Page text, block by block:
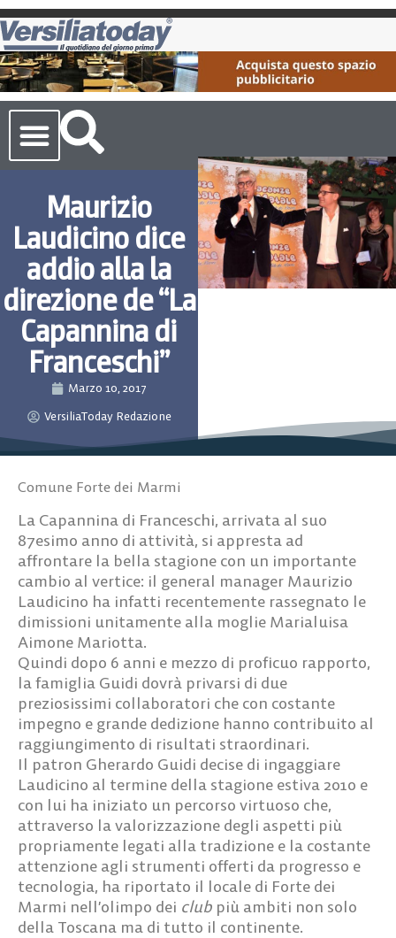
Maurizio
Laudicino dice
addio alla la
direzione de “La
Capannina di
Franceschi”
Marzo 10, 2017
VersiliaToday Redazione
Comune Forte dei Marmi
La Capannina di Franceschi, arrivata al suo
87esimo anno di attività, si appresta ad
affrontare la bella stagione con un importante
cambio al vertice: il general manager Maurizio
Laudicino ha infatti recentemente rassegnato le
dimissioni unitamente alla moglie Marialuisa
Aimone Mariotta.
Quindi dopo 6 anni e mezzo di proficuo rapporto,
la famiglia Guidi dovrà privarsi di due
preziosissimi collaboratori che con costante
impegno e grande dedizione hanno contribuito al
raggiungimento di risultati straordinari.
Il patron Gherardo Guidi decise di ingaggiare
Laudicino al termine della stagione estiva 2010 e
con lui ha iniziato un percorso virtuoso che,
attraverso la valorizzazione degli aspetti più
propriamente legati alla tradizione e la costante
attenzione agli strumenti offerti da progresso e
tecnologia, ha riportato il locale di Forte dei
Marmi nell’olimpo dei club più ambiti non solo
della Toscana ma di tutto il continente.